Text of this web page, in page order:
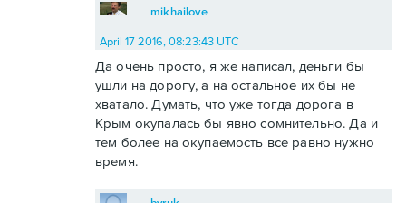
mikhailove
April 17 2016, 08:23:43 UTC
Да очень просто, я же написал, деньги бы
ушли на дорогу, а на остальное их бы не
хватало. Думать, что уже тогда дорога в
Крым окупалась бы явно сомнительно. Да и
тем более на окупаемость все равно нужно
время.